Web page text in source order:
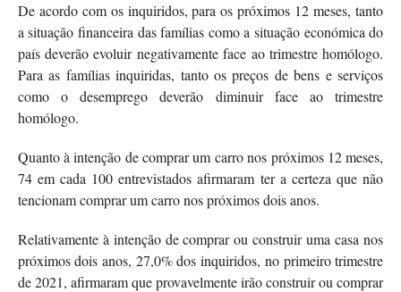
De acordo com os inquiridos, para os próximos 12 meses, tanto
a situação financeira das famílias como a situação económica do
país deverão evoluir negativamente face ao trimestre homólogo.
Para as famílias inquiridas, tanto os preços de bens e serviços
como o desemprego deverão diminuir face ao trimestre
homólogo.
Quanto à intenção de comprar um carro nos próximos 12 meses,
74 em cada 100 entrevistados afirmaram ter a certeza que não
tencionam comprar um carro nos próximos dois anos.
Relativamente à intenção de comprar ou construir uma casa nos
próximos dois anos, 27,0% dos inquiridos, no primeiro trimestre
de 2021, afirmaram que provavelmente irão construir ou comprar